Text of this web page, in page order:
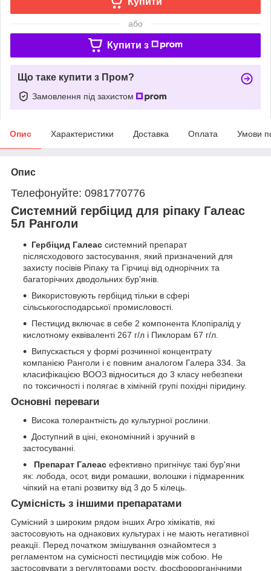
або
Купити з
Що таке купити з Пром?
Замовлення під захистом
Опис Характеристики Доставка Оплата Умови
Опис
Телефонуйте: 0981770776
Системний гербіцид для ріпаку Галеас
5л Ранголи
Гербіцид Галеас системний препарат
післясходового застосування, який призначений для
захисту посівів Ріпаку та Гірчиці від однорічних та
багаторічних дводольних бур'янів.
Використовують гербіцид тільки в сфері
сільськогосподарської промисловості.
Пестицид включає в себе 2 компонента Клопіралід у
кислотному еквіваленті 267 г/л і Пиклорам 67 г/л.
Випускається у формі розчинної концентрату
компанією Ранголи і є повним аналогом Галера 334. За
класифікацією ВООЗ відноситься до 3 класу небезпеки
по токсичності і полягає в хімічній групі похідні піридину.
Основні переваги
Висока толерантність до культурної рослини.
Доступний в ціні, економічний і зручний в
застосуванні.
Препарат Галеас ефективно пригнічує такі бур'яни
як: лобода, осот, види ромашки, волошки і підмаренник
чіпкий на етапі розвитку від 3 до 5 кілець.
Сумісність з іншими препаратами
Сумісний з широким рядом інших Агро хімікатів, які
застосовують на однакових культурах і не мають негативної
реакції. Перед початком змішування ознайомтеся з
регламентом на сумісності пестицидів між собою. Не
застосовувати з регуляторами росту, фосфорорганічними